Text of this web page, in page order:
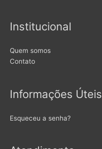
Institucional
Quem somos
Contato
Informações Úteis
Esqueceu a senha?